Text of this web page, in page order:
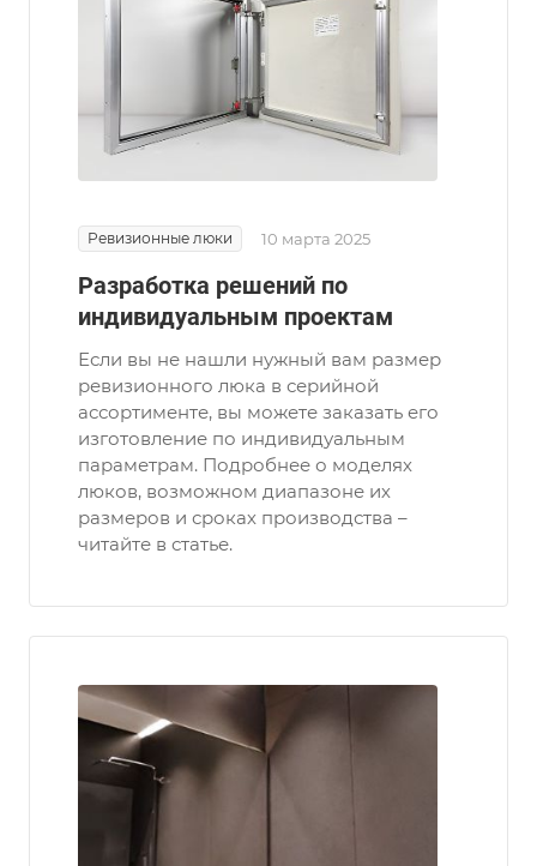
Ревизионные люки 10 марта 2025
Разработка решений по
индивидуальным проектам
Если вы не нашли нужный вам размер
ревизионного люка в серийной
ассортименте, вы можете заказать его
изготовление по индивидуальным
параметрам. Подробнее о моделях
люков, возможном диапазоне их
размеров и сроках производства –
читайте в статье.